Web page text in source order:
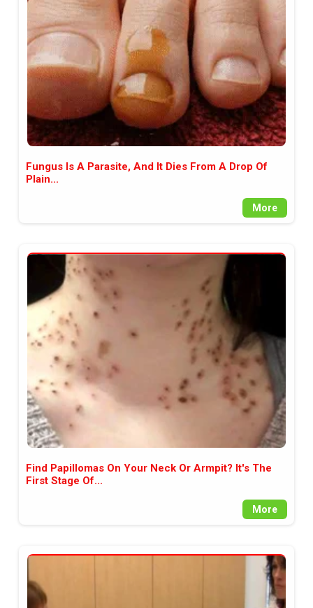
аудитория, затова държим на
прозрачност и коректност от
наша страна. Поднасяме ви
новините такива, каквито са. В
пълния си потенциал.
Fungus Is A Parasite, And It Dies From A Drop Of
Plain...
More
Find Papillomas On Your Neck Or Armpit? It's The
First Stage Of...
More